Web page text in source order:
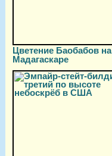
Цветение Баобабов на
Мадагаскаре